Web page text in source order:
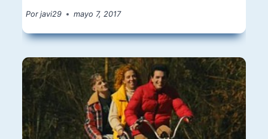
Por javi29 mayo 7, 2017